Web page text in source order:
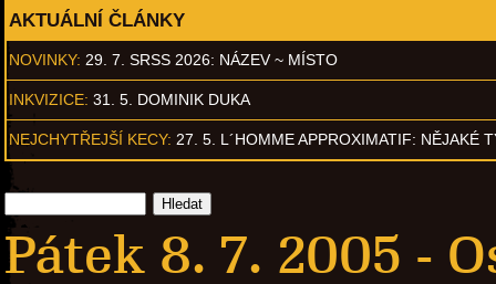
AKTUÁLNÍ ČLÁNKY
NOVINKY: 29. 7. SRSS 2026: NÁZEV ~ MÍSTO
INKVIZICE: 31. 5. DOMINIK DUKA
NEJCHYTŘEJŠÍ KECY: 27. 5. L´HOMME APPROXIMATIF: NĚJAKÉ
Pátek 8. 7. 2005 -